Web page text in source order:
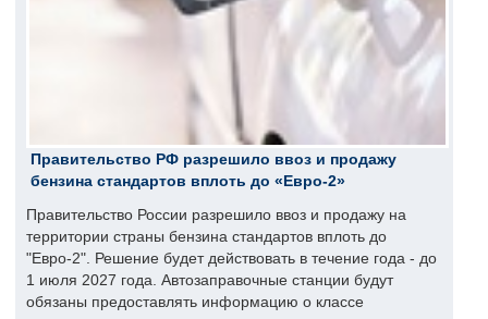
Правительство РФ разрешило ввоз и продажу
бензина стандартов вплоть до «Евро-2»
Правительство России разрешило ввоз и продажу на
территории страны бензина стандартов вплоть до
"Евро-2". Решение будет действовать в течение года - до
1 июля 2027 года. Автозаправочные станции будут
обязаны предоставлять информацию о классе